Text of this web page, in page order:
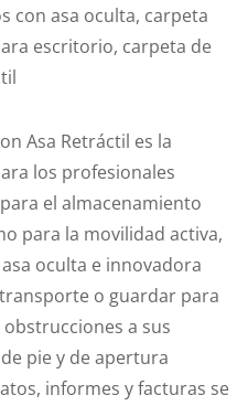
con asa oculta, carpeta
escritorio, carpeta de
Asa Retráctil es la
los profesionales
el almacenamiento
para la movilidad activa,
oculta e innovadora
o guardar para
a sus
pie y de apertura
informes y facturas se